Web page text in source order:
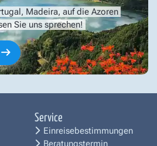
Madeira, auf die Azoren
Sie uns sprechen!
Service
Einreisebestimmungen
Beratungstermin